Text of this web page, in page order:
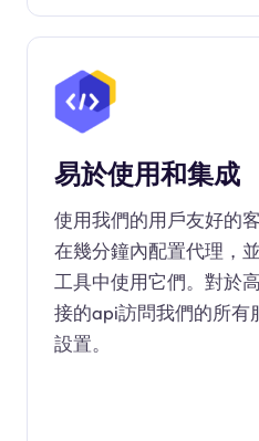
易於使用和集成
使用我們的用戶友好的
在幾分鐘內配置代理，
工具中使用它們。對於
接的api訪問我們的所有
設置。